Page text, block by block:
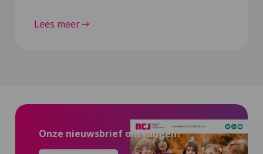
Lees meer
Onze nieuwsbrief ontvangen?